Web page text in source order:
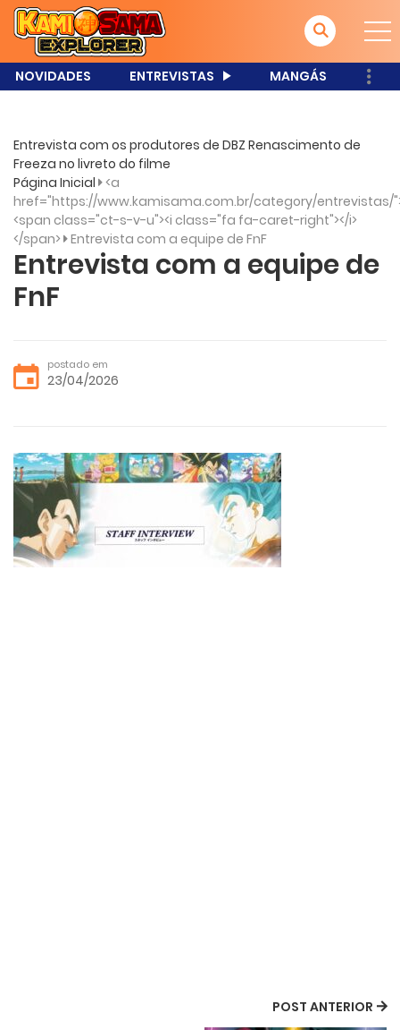
NOVIDADES ENTREVISTAS MANGÁS
Entrevista com os produtores de DBZ Renascimento de
Freeza no livreto do filme
Página Inicial <a
href="https://www.kamisama.com.br/category/entrevistas/
<span class="ct-s-v-u"><i class="fa fa-caret-right"></i>
</span> Entrevista com a equipe de FnF
Entrevista com a equipe de
FnF
postado em
23/04/2026
POST ANTERIOR